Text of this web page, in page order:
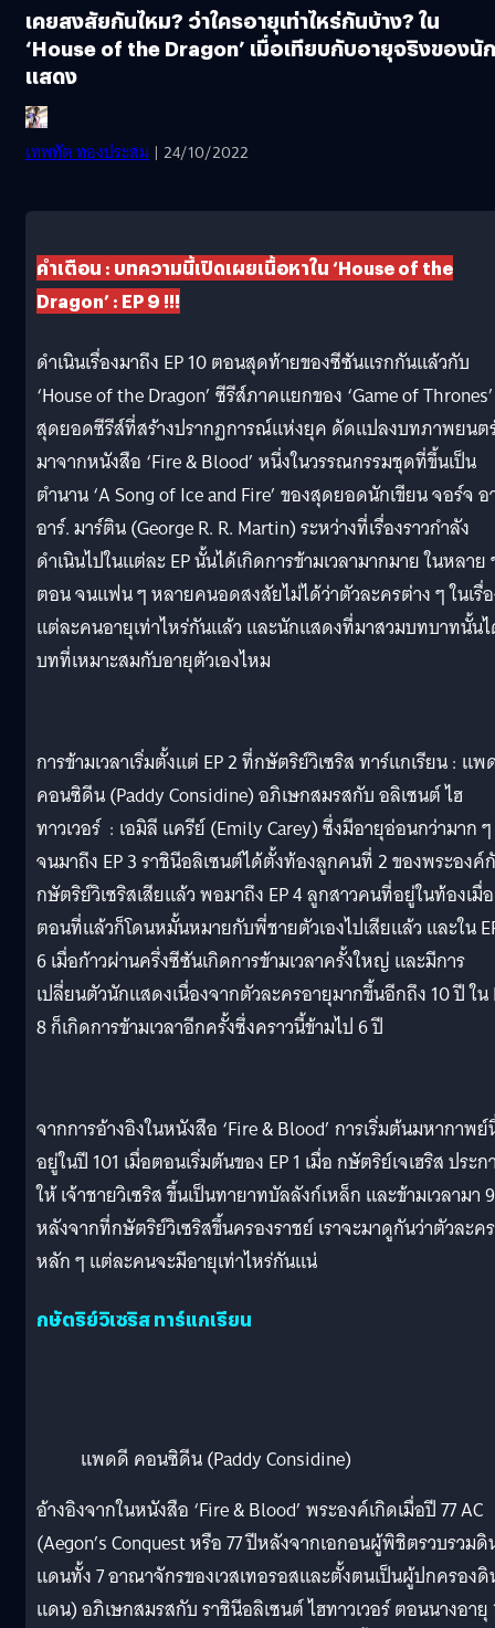
เคยสงสัยกันไหม? ว่าใครอายุเท่าไหร่กันบ้าง? ใน
‘House of the Dragon’ เมื่อเทียบกับอายุจริงของนัก
แสดง
เทพทัต ทองประสม | 24/10/2022
คำเตือน : บทความนี้เปิดเผยเนื้อหาใน ‘House of the
Dragon’ : EP 9 !!!
ดำเนินเรื่องมาถึง EP 10 ตอนสุดท้ายของซีซันแรกกันแล้วกับ
‘House of the Dragon’ ซีรีส์ภาคแยกของ ‘Game of Thrones’
สุดยอดซีรีส์ที่สร้างปรากฏการณ์แห่งยุค ดัดแปลงบทภาพยนต
มาจากหนังสือ ‘Fire & Blood’ หนึ่งในวรรณกรรมชุดที่ขึ้นเป็น
ตำนาน ‘A Song of Ice and Fire’ ของสุดยอดนักเขียน จอร์จ อ
อาร์. มาร์ติน (George R. R. Martin) ระหว่างที่เรื่องราวกำลัง
ดำเนินไปในแต่ละ EP นั้นได้เกิดการข้ามเวลามากมาย ในหลาย
ตอน จนแฟน ๆ หลายคนอดสงสัยไม่ได้ว่าตัวละครต่าง ๆ ในเรื่
แต่ละคนอายุเท่าไหร่กันแล้ว และนักแสดงที่มาสวมบทบาทนั้น
บทที่เหมาะสมกับอายุตัวเองไหม
การข้ามเวลาเริ่มตั้งแต่ EP 2 ที่กษัตริย์วิเซริส ทาร์แกเรียน : แ
คอนซิดีน (Paddy Considine) อภิเษกสมรสกับ อลิเซนต์ ไฮ
ทาวเวอร์ : เอมิลี แครีย์ (Emily Carey) ซึ่งมีอายุอ่อนกว่ามาก ๆ
จนมาถึง EP 3 ราชินีอลิเซนต์ได้ตั้งท้องลูกคนที่ 2 ของพระองค์
กษัตริย์วิเซริสเสียแล้ว พอมาถึง EP 4 ลูกสาวคนที่อยู่ในท้องเมื่อ
ตอนที่แล้วก็โดนหมั้นหมายกับพี่ชายตัวเองไปเสียแล้ว และใน
6 เมื่อก้าวผ่านครึ่งซีซันเกิดการข้ามเวลาครั้งใหญ่ และมีการ
เปลี่ยนตัวนักแสดงเนื่องจากตัวละครอายุมากขึ้นอีกถึง 10 ปี ใน
8 ก็เกิดการข้ามเวลาอีกครั้งซึ่งคราวนี้ข้ามไป 6 ปี
จากการอ้างอิงในหนังสือ ‘Fire & Blood’ การเริ่มต้นมหากาพ
อยู่ในปี 101 เมื่อตอนเริ่มต้นของ EP 1 เมื่อ กษัตริย์เจเฮริส ประ
ให้ เจ้าชายวิเซริส ขึ้นเป็นทายาทบัลลังก์เหล็ก และข้ามเวลามา
หลังจากที่กษัตริย์วิเซริสขึ้นครองราชย์ เราจะมาดูกันว่าตัวละคร
หลัก ๆ แต่ละคนจะมีอายุเท่าไหร่กันแน่
กษัตริย์วิเซริส ทาร์แกเรียน
แพดดี คอนซิดีน (Paddy Considine)
อ้างอิงจากในหนังสือ ‘Fire & Blood’ พระองค์เกิดเมื่อปี 77 AC
(Aegon’s Conquest หรือ 77 ปีหลังจากเอกอนผู้พิชิตรวบรวม
แดนทั้ง 7 อาณาจักรของเวสเทอรอสและตั้งตนเป็นผู้ปกครอง
แดน) อภิเษกสมรสกับ ราชินีอลิเซนต์ ไฮทาวเวอร์ ตอนนางอายุ